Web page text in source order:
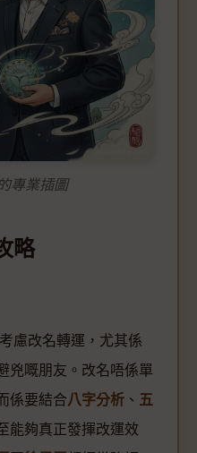
專業插圖
略
慮改名轉運，尤其係
兇嘅朋友。改名唔係單
係要結合八字分析 、 五
能夠真正發揮改運效